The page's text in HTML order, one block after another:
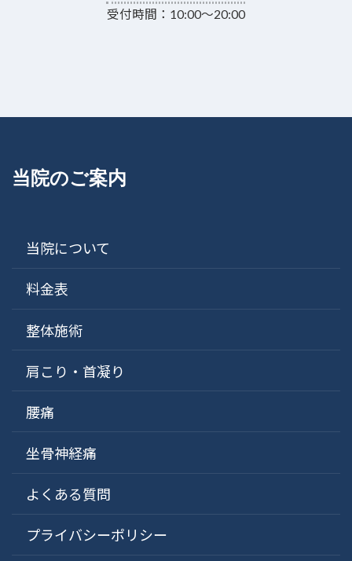
受付時間：10:00～20:00
当院のご案内
当院について
料金表
整体施術
肩こり・首凝り
腰痛
坐骨神経痛
よくある質問
プライバシーポリシー